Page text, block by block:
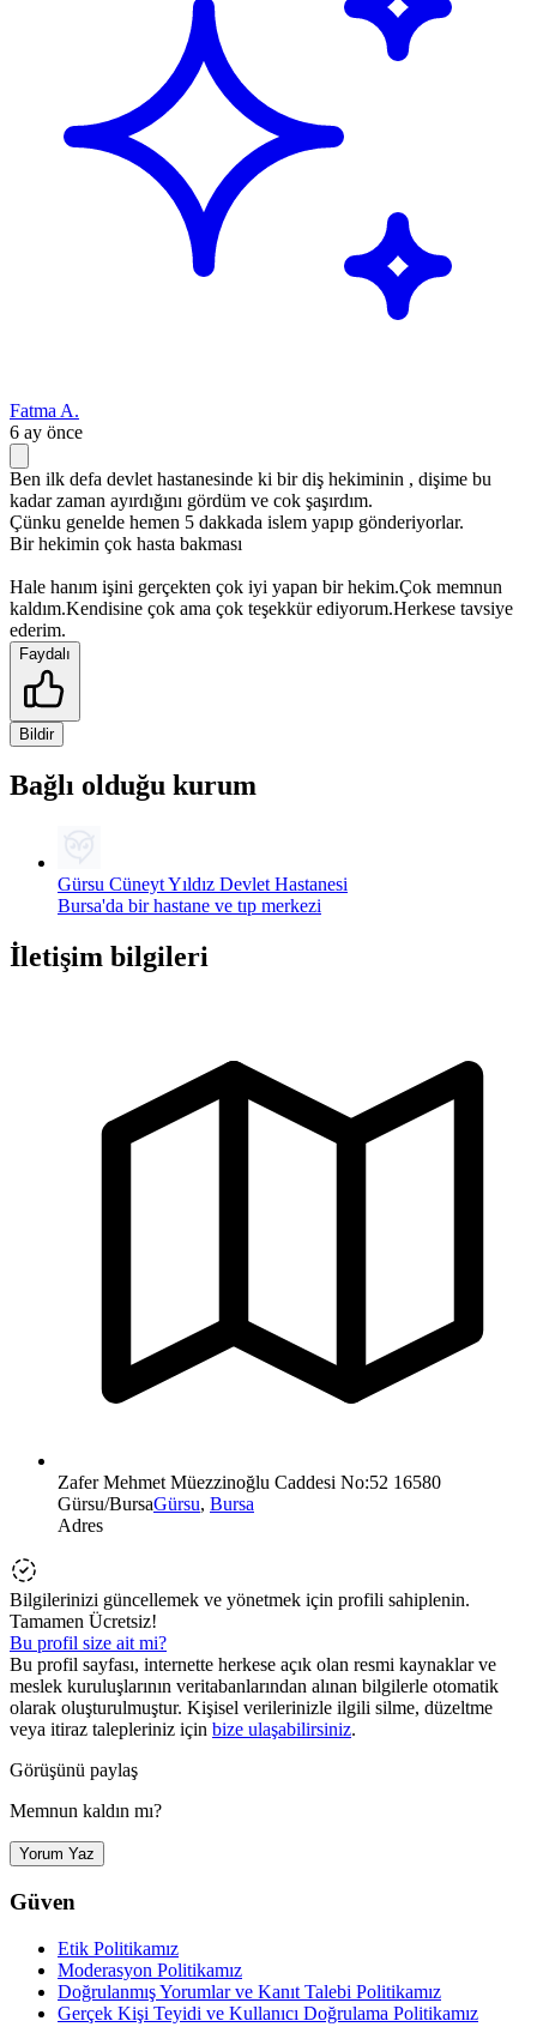
Fatma A.
6 ay önce
Ben ilk defa devlet hastanesinde ki bir diş hekiminin , dişime bu
kadar zaman ayırdığını gördüm ve cok şaşırdım.
Çünku genelde hemen 5 dakkada islem yapıp gönderiyorlar.
Bir hekimin çok hasta bakması
Hale hanım işini gerçekten çok iyi yapan bir hekim.Çok memnun
kaldım.Kendisine çok ama çok teşekkür ediyorum.Herkese tavsiye
ederim.
Faydalı
Bildir
Bağlı olduğu kurum
Gürsu Cüneyt Yıldız Devlet Hastanesi
Bursa'da bir hastane ve tıp merkezi
İletişim bilgileri
Zafer Mehmet Müezzinoğlu Caddesi No:52 16580
Gürsu/BursaGürsu, Bursa
Adres
Bilgilerinizi güncellemek ve yönetmek için profili sahiplenin.
Tamamen Ücretsiz!
Bu profil size ait mi?
Bu profil sayfası, internette herkese açık olan resmi kaynaklar ve
meslek kuruluşlarının veritabanlarından alınan bilgilerle otomatik
olarak oluşturulmuştur. Kişisel verilerinizle ilgili silme, düzeltme
veya itiraz talepleriniz için bize ulaşabilirsiniz.
Görüşünü paylaş
Memnun kaldın mı?
Yorum Yaz
Güven
Etik Politikamız
Moderasyon Politikamız
Doğrulanmış Yorumlar ve Kanıt Talebi Politikamız
Gerçek Kişi Teyidi ve Kullanıcı Doğrulama Politikamız